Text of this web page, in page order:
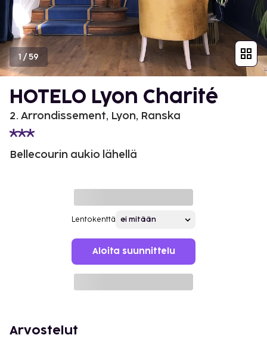
1 /59
HOTELO Lyon Charité
2. Arrondissement, Lyon, Ranska
Bellecourin aukio lähellä
Lentokenttä
Aloita suunnittelu
Arvostelut